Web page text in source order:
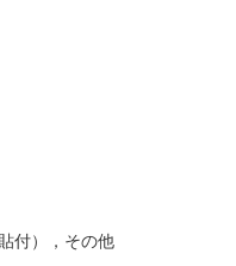
付），その他